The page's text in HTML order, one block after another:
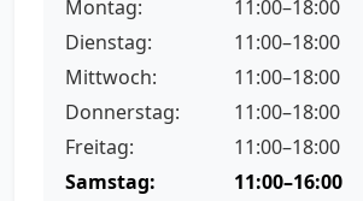
Montag:
11:00–18:00
Dienstag:
11:00–18:00
Mittwoch:
11:00–18:00
Donnerstag:
11:00–18:00
Freitag:
11:00–18:00
Samstag:
11:00–16:00